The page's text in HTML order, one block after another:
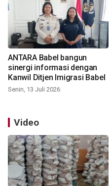
ANTARA Babel bangun
sinergi informasi dengan
Kanwil Ditjen Imigrasi Babel
Senin, 13 Juli 2026
Video